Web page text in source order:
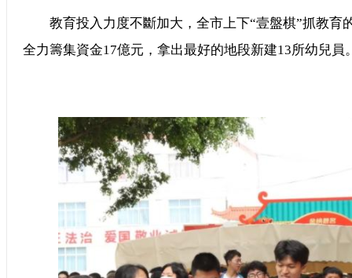
教育投入力度不斷加大，全市上下“壹盤棋”抓教育
全力籌集資金17億元，拿出最好的地段新建13所幼兒員